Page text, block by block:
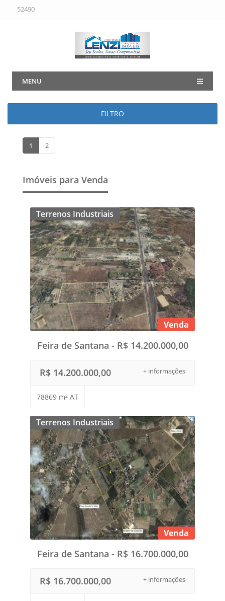
52490
MENU
FILTRO
1 2
Imóveis para Venda
Terrenos Industriais
Venda
Feira de Santana - R$ 14.200.000,00
+ informações
R$ 14.200.000,00
78869 m² AT
Terrenos Industriais
Venda
Feira de Santana - R$ 16.700.000,00
+ informações
R$ 16.700.000,00